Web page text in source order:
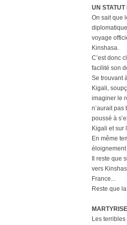
UN
On sait que
voyage
Kinshasa.
C’est donc
facilité son
Se trouvant
Kigali,
imaginer le
n’aurait
poussé à
Kigali et sur
En même
éloignement
Il reste que
vers
France...
Reste que
Les